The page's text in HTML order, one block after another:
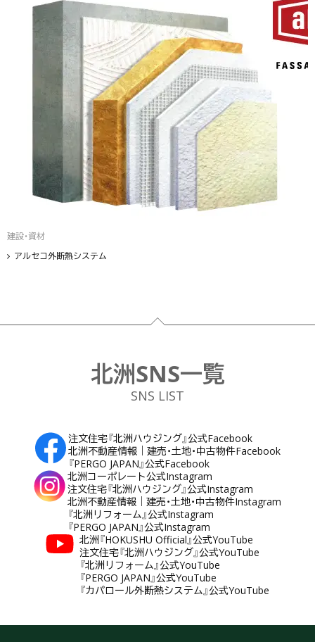
建設・資材
アルセコ外断熱システム
フッター
北洲SNS一覧
SNS LIST
注文住宅『北洲ハウジング』公式Facebook
北洲不動産情報｜建売・土地・中古物件Facebook
『PERGO JAPAN』公式Facebook
北洲コーポレート公式Instagram
注文住宅『北洲ハウジング』公式Instagram
北洲不動産情報｜建売・土地・中古物件Instagram
『北洲リフォーム』公式Instagram
『PERGO JAPAN』公式Instagram
北洲『HOKUSHU Official』公式YouTube
注文住宅『北洲ハウジング』公式YouTube
『北洲リフォーム』公式YouTube
『PERGO JAPAN』公式YouTube
『カパロール外断熱システム』公式YouTube